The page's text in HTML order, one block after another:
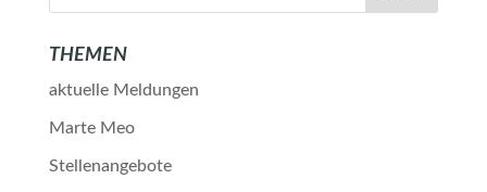
THEMEN
aktuelle Meldungen
Marte Meo
Stellenangebote